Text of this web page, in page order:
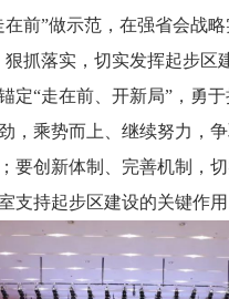
前”做示范，在强省会战
抓落实，切实发挥起步区
定“走在前、开新局”，勇
，乘势而上、继续努力，
要创新体制、完善机制，
支持起步区建设的关键作用